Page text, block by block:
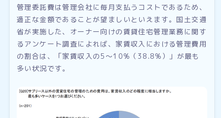
管理委託費は管理会社に毎月支払うコストであるため、
適正な金額であることが望ましいといえます。国土交通
省が実施した、オーナー向けの賃貸住宅管理業務に関す
るアンケート調査によれば、家賃収入における管理費用
の割合は、「家賃収入の5〜10%（38.8%）」が最も
多い状況です。